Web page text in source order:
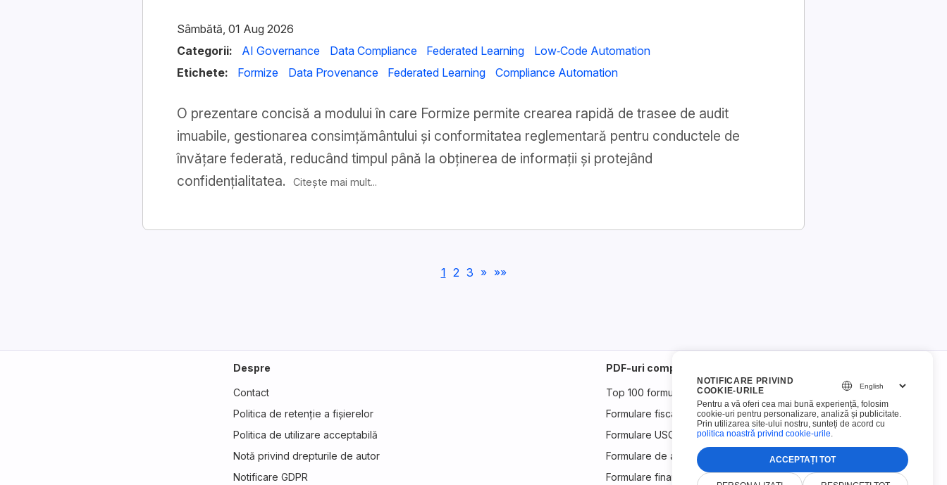
Sâmbătă, 01 Aug 2026
Categorii:
AI Governance Data Compliance Federated Learning
Low‑Code Automation
Etichete:
Formize Data Provenance Federated Learning Compliance Automation
O prezentare concisă a modului în care Formize permite crearea rapidă de trasee de audit
imuabile, gestionarea consimțământului și conformitatea reglementară pentru conductele de
învățare federată, reducând timpul până la obținerea de informații și protejând
confidențialitatea.
Citește mai mult...
1 2 3 » »»
Despre
Contact
Politica de retenție a fișierelor
Politica de utilizare acceptabilă
Notă privind drepturile de autor
Notificare GDPR
PDF-uri completabile
Top 100 formulare
Formulare fiscale IRS
Formulare USCIS
Formulare de aplicare
Formulare financiare
NOTIFICARE PRIVIND
COOKIE-URILE
Pentru a vă oferi cea mai bună experiență, folosim
cookie-uri pentru personalizare, analiză și publicitate.
Prin utilizarea site-ului nostru, sunteți de acord cu
politica noastră privind cookie-urile.
ACCEPTAȚI TOT